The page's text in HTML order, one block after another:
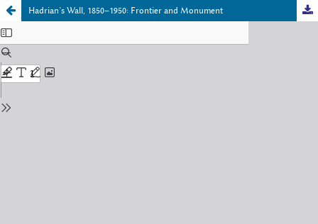
Hadrian’s Wall, 1850–1950: Frontier and Monument